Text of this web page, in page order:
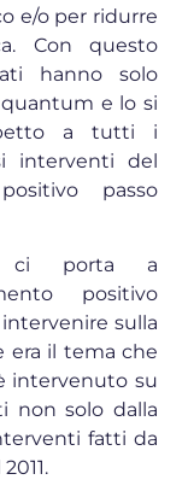
e/o per ridurre
Con questo
hanno solo
e lo si
a tutti i
interventi del
passo
ci porta a
positivo
sulla
era il tema che
intervenuto su
non solo dalla
fatti da